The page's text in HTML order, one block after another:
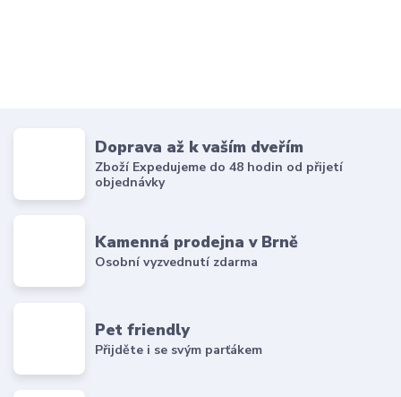
Doprava až k vaším dveřím
Zboží Expedujeme do 48 hodin od přijetí
objednávky
Kamenná prodejna v Brně
Osobní vyzvednutí zdarma
Pet friendly
Přijděte i se svým parťákem